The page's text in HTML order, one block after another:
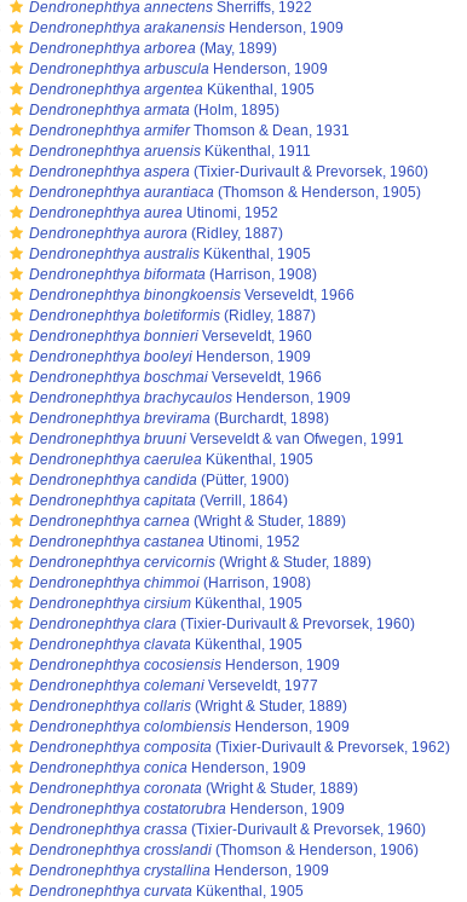
Dendronephthya annectens Sherriffs, 1922
Dendronephthya arakanensis Henderson, 1909
Dendronephthya arborea (May, 1899)
Dendronephthya arbuscula Henderson, 1909
Dendronephthya argentea Kükenthal, 1905
Dendronephthya armata (Holm, 1895)
Dendronephthya armiferThomson & Dean, 1931
Dendronephthya aruensis Kükenthal, 1911
Dendronephthya aspera (Tixier-Durivault & Prevorsek, 1960)
Dendronephthya aurantiaca (Thomson & Henderson, 1905)
Dendronephthya aurea Utinomi, 1952
Dendronephthya aurora (Ridley, 1887)
Dendronephthya australis Kükenthal, 1905
Dendronephthya biformata (Harrison, 1908)
Dendronephthya binongkoensis Verseveldt, 1966
Dendronephthya boletiformis (Ridley, 1887)
Dendronephthya bonnieri Verseveldt, 1960
Dendronephthya booleyi Henderson, 1909
Dendronephthya boschmai Verseveldt, 1966
Dendronephthya brachycaulos Henderson, 1909
Dendronephthya brevirama (Burchardt, 1898)
Dendronephthya bruuni Verseveldt & van Ofwegen, 1991
Dendronephthya caerulea Kükenthal, 1905
Dendronephthya candida (Pütter, 1900)
Dendronephthya capitata (Verrill, 1864)
Dendronephthya carnea (Wright & Studer, 1889)
Dendronephthya castanea Utinomi, 1952
Dendronephthya cervicornis (Wright & Studer, 1889)
Dendronephthya chimmoi (Harrison, 1908)
Dendronephthya cirsium Kükenthal, 1905
Dendronephthya clara (Tixier-Durivault & Prevorsek, 1960)
Dendronephthya clavata Kükenthal, 1905
Dendronephthya cocosiensis Henderson, 1909
Dendronephthya colemani Verseveldt, 1977
Dendronephthya collaris (Wright & Studer, 1889)
Dendronephthya colombiensis Henderson, 1909
Dendronephthya composita (Tixier-Durivault & Prevorsek, 1962)
Dendronephthya conica Henderson, 1909
Dendronephthya coronata (Wright & Studer, 1889)
Dendronephthya costatorubra Henderson, 1909
Dendronephthya crassa (Tixier-Durivault & Prevorsek, 1960)
Dendronephthya crosslandi (Thomson & Henderson, 1906)
Dendronephthya crystallina Henderson, 1909
Dendronephthya curvata Kükenthal, 1905